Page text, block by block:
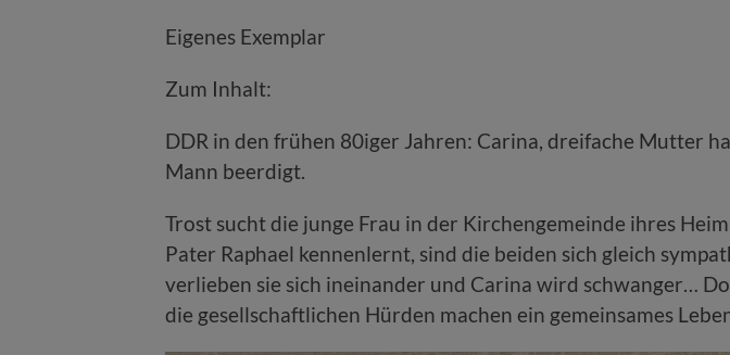
Eigenes Exemplar
Zum Inhalt:
DDR in den frühen 80iger Jahren: Carina, dreifache Mutter
Mann beerdigt.
Trost sucht die junge Frau in der Kirchengemeinde ihres
Pater Raphael kennenlernt, sind die beiden sich gleich
verlieben sie sich ineinander und Carina wird schwanger…
die gesellschaftlichen Hürden machen ein gemeinsames